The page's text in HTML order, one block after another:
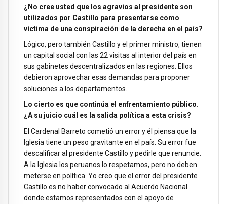
¿No cree usted que los agravios al presidente son
utilizados por Castillo para presentarse como
víctima de una conspiración de la derecha en el país?
Lógico, pero también Castillo y el primer ministro, tienen
un capital social con las 22 visitas al interior del país en
sus gabinetes descentralizados en las regiones. Ellos
debieron aprovechar esas demandas para proponer
soluciones a los departamentos.
Lo cierto es que continúa el enfrentamiento público.
¿A su juicio cuál es la salida política a esta crisis?
El Cardenal Barreto cometió un error y él piensa que la
Iglesia tiene un peso gravitante en el país. Su error fue
descalificar al presidente Castillo y pedirle que renuncie.
A la Iglesia los peruanos lo respetamos, pero no deben
meterse en política. Yo creo que el error del presidente
Castillo es no haber convocado al Acuerdo Nacional
donde estamos representados con el apoyo de